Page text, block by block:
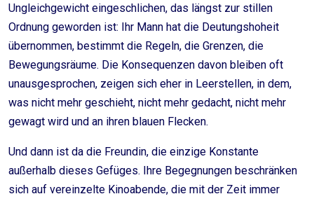
Ungleichgewicht eingeschlichen, das längst zur stillen
Ordnung geworden ist: Ihr Mann hat die Deutungshoheit
übernommen, bestimmt die Regeln, die Grenzen, die
Bewegungsräume. Die Konsequenzen davon bleiben oft
unausgesprochen, zeigen sich eher in Leerstellen, in dem,
was nicht mehr geschieht, nicht mehr gedacht, nicht mehr
gewagt wird und an ihren blauen Flecken.
Und dann ist da die Freundin, die einzige Konstante
außerhalb dieses Gefüges. Ihre Begegnungen beschränken
sich auf vereinzelte Kinoabende, die mit der Zeit immer